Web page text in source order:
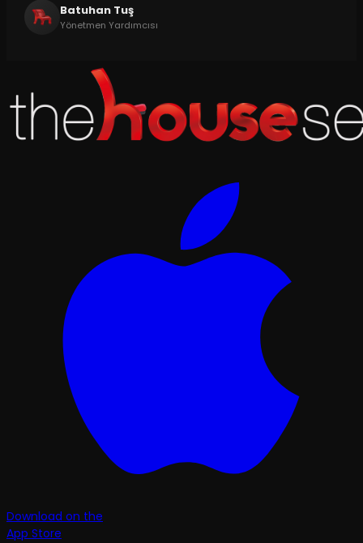
Batuhan Tuş
Yönetmen Yardımcısı
Download on the
App Store